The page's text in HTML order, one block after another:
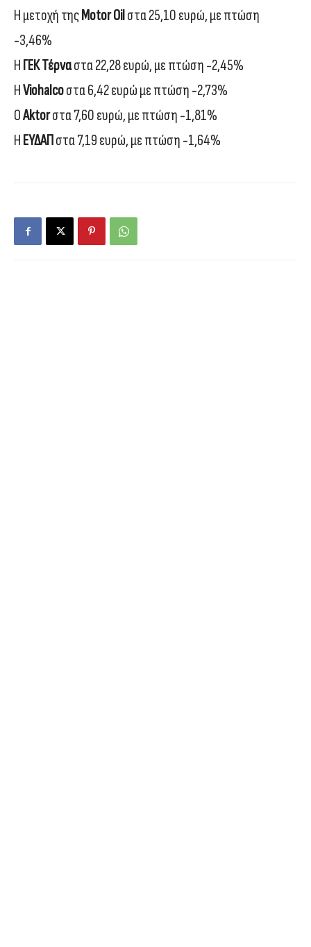
Η μετοχή τηςMotor Oilστα 25,10 ευρώ, με πτώση
-3,46%
Η ΓΕΚ Τέρναστα 22,28 ευρώ, με πτώση -2,45%
ΗViohalcoστα 6,42 ευρώ με πτώση -2,73%
ΟAktorστα 7,60 ευρώ, με πτώση -1,81%
Η ΕΥΔΑΠστα 7,19 ευρώ, με πτώση -1,64%